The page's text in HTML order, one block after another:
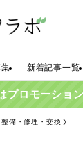
新着記事一覧
プロモーショ
備・修理・交換